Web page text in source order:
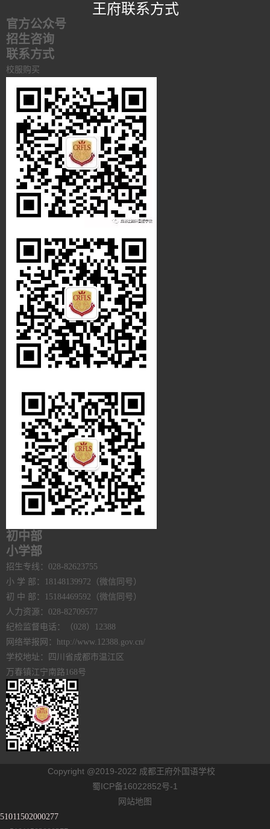
王府联系方式
官方公众号
招生咨询
联系方式
校服购买
初中部
小学部
招生专线：028-82623755
小 学 部：18148139972（微信同号）
初 中 部：15184469592（微信同号）
人力资源：028-82709577
纪检监督电话：（028）12388
网络举报网：http://www.12388.gov.cn/
学校地址：四川省成都市温江区
万春镇江宁南路168号
Copyright @2019-2022 成都王府外国语学校
蜀ICP备16022852号-1
网站地图
51011502000277